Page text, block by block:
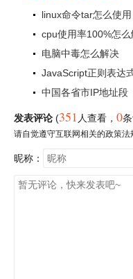
linux命令tar怎么使用
cpu使用率100%怎么
电脑中毒怎么解决
JavaScript正则表达
中国各省市IP地址段
发表评论 (351 人查看 ， 0
请自觉遵守互联网相关的政策法
昵称：